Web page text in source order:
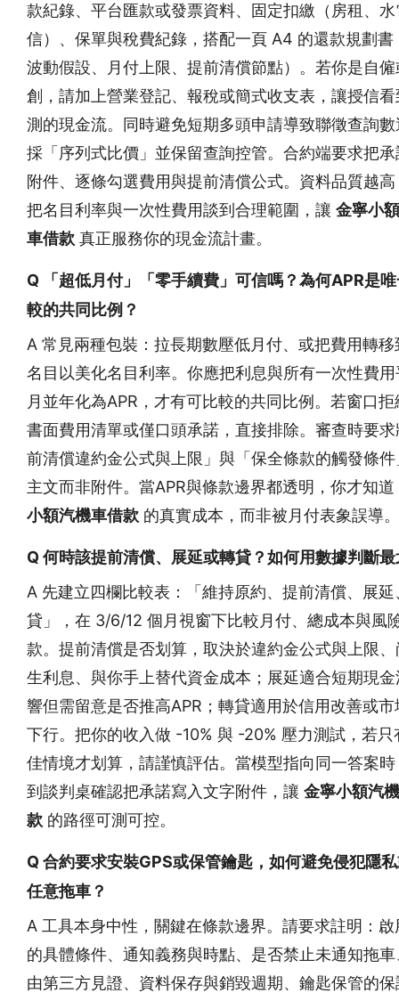
款紀錄、平台匯款或發票資料、固定扣繳（房租、
信）、保單與稅費紀錄，搭配一頁 A4 的還款規劃書
波動假設、月付上限、提前清償節點）。若你是自
創，請加上營業登記、報稅或簡式收支表，讓授信
測的現金流。同時避免短期多頭申請導致聯徵查詢
採「序列式比價」並保留查詢控管。合約端要求把
附件、逐條勾選費用與提前清償公式。資料品質越
把名目利率與一次性費用談到合理範圍，讓 金寧小
車借款 真正服務你的現金流計畫。
Q 「超低月付」「零手續費」可信嗎？為何APR是
較的共同比例？
A 常見兩種包裝：拉長期數壓低月付、或把費用轉移
名目以美化名目利率。你應把利息與所有一次性費
月並年化為APR，才有可比較的共同比例。若窗口
書面費用清單或僅口頭承諾，直接排除。審查時要
前清償違約金公式與上限」與「保全條款的觸發條
主文而非附件。當APR與條款邊界都透明，你才知道
小額汽機車借款 的真實成本，而非被月付表象誤導。
Q 何時該提前清償、展延或轉貸？如何用數據判斷
A 先建立四欄比較表：「維持原約、提前清償、展延
貸」，在 3/6/12 個月視窗下比較月付、總成本與風
款。提前清償是否划算，取決於違約金公式與上限
生利息、與你手上替代資金成本；展延適合短期現
響但需留意是否推高APR；轉貸適用於信用改善或市
下行。把你的收入做 -10% 與 -20% 壓力測試，若只
佳情境才划算，請謹慎評估。當模型指向同一答案
到談判桌確認把承諾寫入文字附件，讓 金寧小額汽
款 的路徑可測可控。
Q 合約要求安裝GPS或保管鑰匙，如何避免侵犯隱
任意拖車？
A 工具本身中性，關鍵在條款邊界。請要求註明：啟
的具體條件、通知義務與時點、是否禁止未通知拖
由第三方見證、資料保存與銷毀週期、鑰匙保管的